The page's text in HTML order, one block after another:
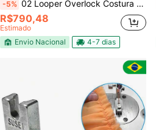
-5% 02 Looper Overlock Costura Yamato AZ8003 Inferior Superior
R$790,48
Estimado
Envio Nacional
4-7 dias